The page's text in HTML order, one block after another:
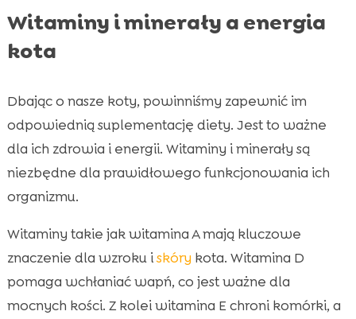
Witaminy i minerały a energia
kota
Dbając o nasze koty, powinniśmy zapewnić im
odpowiednią suplementację diety. Jest to ważne
dla ich zdrowia i energii. Witaminy i minerały są
niezbędne dla prawidłowego funkcjonowania ich
organizmu.
Witaminy takie jak witamina A mają kluczowe
znaczenie dla wzroku iskóry kota. Witamina D
pomaga wchłaniać wapń, co jest ważne dla
mocnych kości. Z kolei witamina E chroni komórki, a